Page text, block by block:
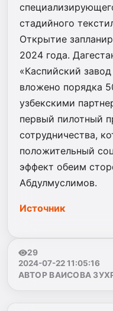
стадийного
Открытие
2024 года.
«Каспийский
вложено порядка
узбекскими
первый пилотный
сотрудничества,
положительный
эффект обеим
Абдулмуслимов.
Источник
29
2024-07-22 11:05:16
АВТОР ВАИСОВА